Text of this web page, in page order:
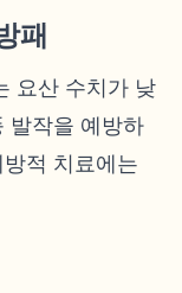
패
요산 수치가 낮
발작을 예방하
적 치료에는